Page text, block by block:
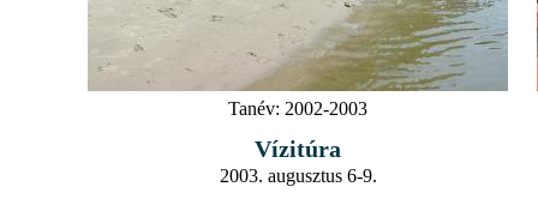
Tanév: 2002-2003
Vízitúra
2003. augusztus 6-9.